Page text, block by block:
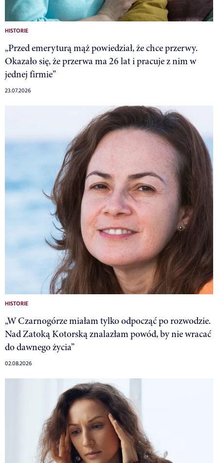
HISTORIE
„Przed emeryturą mąż powiedział, że chce przerwy.
Okazało się, że przerwa ma 26 lat i pracuje z nim w
jednej firmie”
23.07.2026
HISTORIE
„W Czarnogórze miałam tylko odpocząć po rozwodzie.
Nad Zatoką Kotorską znalazłam powód, by nie wracać
do dawnego życia”
02.08.2026